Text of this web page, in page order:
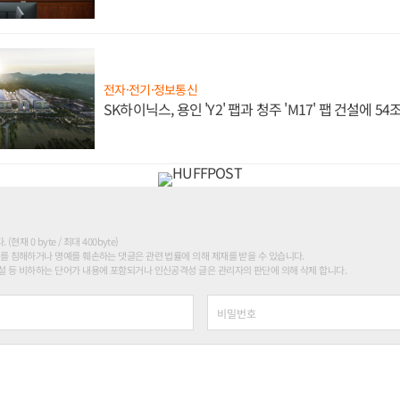
전자·전기·정보통신
SK하이닉스, 용인 'Y2' 팹과 청주 'M17' 팹 건설에 54
. (현재 0 byte / 최대 400byte)
침해하거나 명예를 훼손하는 댓글은 관련 법률에 의해 제재를 받을 수 있습니다.
등 비하하는 단어가 내용에 포함되거나 인신공격성 글은 관리자의 판단에 의해 삭제 합니다.